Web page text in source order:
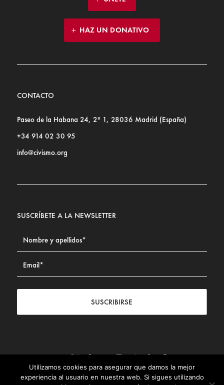
HAZ UN DONATIVO
CONTACTO
Paseo de la Habana 24, 2º 1, 28036 Madrid (España)
+34 914 02 30 95
info@civismo.org
SUSCRÍBETE A LA NEWSLETTER
SUSCRIBIRSE
Contacto | Aviso legal | Política de privacidad | Política de
Cookies
Utilizamos cookies para asegurar que damos la mejor
experiencia al usuario en nuestra web. Si sigues utilizando